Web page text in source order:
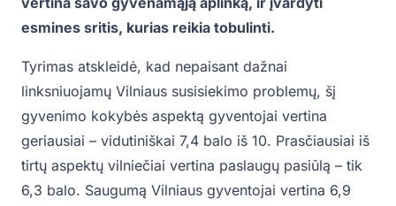
esmines sritis, kurias reikia tobulinti.
Tyrimas atskleidė, kad nepaisant dažnai
linksniuojamų Vilniaus susisiekimo problemų, šį
gyvenimo kokybės aspektą gyventojai vertina
geriausiai – vidutiniškai 7,4 balo iš 10. Prasčiausiai iš
tirtų aspektų vilniečiai vertina paslaugų pasiūlą – tik
6,3 balo. Saugumą Vilniaus gyventojai vertina 6,9